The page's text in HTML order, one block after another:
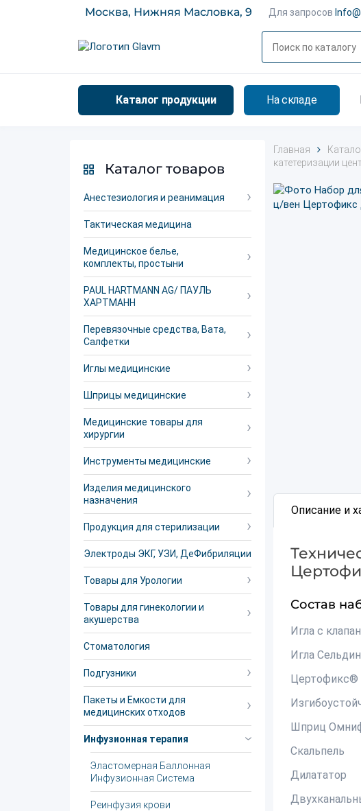
Москва, Нижняя Масловка, 9 Для запросов
Каталог продукции На складе
Каталог товаров
Анестезиология и реанимация
Тактическая медицина
Медицинское белье,
комплекты, простыни
PAUL HARTMANN AG/ ПАУЛЬ
ХАРТМАНН
Перевязочные средства, Вата,
Салфетки
Иглы медицинские
Шприцы медицинские
Медицинские товары для
хирургии
Инструменты медицинские
Изделия медицинского
назначения
Продукция для стерилизации
Электроды ЭКГ, УЗИ, ДеФибриляции
Товары для Урологии
Товары для гинекологии и
акушерства
Стоматология
Подгузники
Пакеты и Емкости для
медицинских отходов
Инфузионная терапия
Эластомерная Баллонная
Инфузионная Система
Реинфузия крови
Главная
катетеризации
Описание и
Состав
Игла с
Игла
Цертофикс®
Шприц
Скальпель
Дилататор